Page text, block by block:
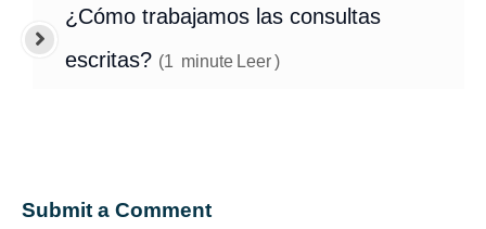
¿Cómo trabajamos las consultas
escritas? (1 minute Leer)
Submit a Comment